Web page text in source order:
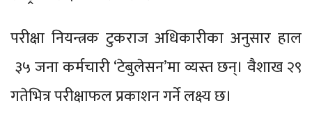
परीक्षा नियन्त्रक टुकराज अधिकारीका अनुसार हाल
३५ जना कर्मचारी ‘टेबुलेसन’मा व्यस्त छन्। वैशाख २९
गतेभित्र परीक्षाफल प्रकाशन गर्ने लक्ष्य छ।